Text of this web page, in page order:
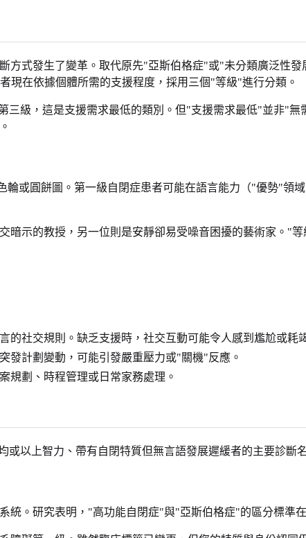
方式發生了變革。取代原先"亞斯伯格症"或"未分類廣泛性
現在依據個體所需的支援程度，採用三個"等級"進行分類。
級，這是支援需求最低的類別。但"支援需求最低"並非"
或圓餅圖。第一級自閉症患者可能在語言能力（"優勢"領
示的教授，另一位則是安靜卻易受噪音困擾的藝術家。"
的社交規則。缺乏支援時，社交互動可能令人感到尷尬或耗
發計劃變動，可能引發嚴重壓力或"關機"反應。
規劃、時程管理或日常家務處理。
以上智力、帶有自閉特質但無言語發展遲緩者的主要診斷
。研究表明，"高功能自閉症"與"亞斯伯格症"的區分標準